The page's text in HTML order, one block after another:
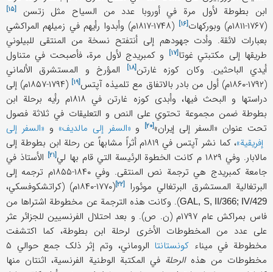
ابن بطوطة لأول مرة في أوروبا عدد من السیاح مثل زتسن [۱۵]
(۱۷۶۷-۱۸۱۱م) وبورکهات[۱۶]
(۱۷۴۸-۱۸۱۷م) وأبدوا رأیهم في زمیلهم المراکشي
بعبارات لائقة. وأدت جهودهم إلی أنتفتح نسخة من المنتقی للبیلوني
طریقها إلی مکتبتي غوتا[۱۷]
و کمبریدج لأول مرة، فأصبحت في متناول
أیدي الباحثین. وکان کوزه غارتن[۱۸]
المؤرخ و المستشرق الألماني
(۱۷۹۲-۱۸۶۰م) أول من بادر بالاتفاق مع تلمیذه
آپتس[۱۹]
(۱۷۹۴-۱۸۵۷م) إلی
دراستها و البحث فیها، وأبدی کوزه غارتن في ۱۸۱۸م رأیه برحلة ابن
بطوطة ضمن مجموعة تحتوي علی النص و التعلیقات في ثلاثة فصول
تحت عنوان «السفر إلی إیران»[۲۰] و «السفر إلی مالدیف» و «السفر إلی
إفریقیة»
، کما نشر آپتس في ۱۸۱۹م أثراً مشابهاً عن رحلة ابن بطوطة إلی
مالابار. وفي ۱۸۲۹ م کانت الخطوة الرئیسة التي قام بها
لي[۲۱]
الأستاذ في
جامعة کمبریدج هي ترجمة نص المنتقی. وفي ۱۸۴۰-۱۸۵۵م ترجمه إلی
البرتغالیة المستشرق البرتغالي موئورا [۲۲] (۱۷۷۰-۱۸۴۰م) (کراتشکوفسکي،
GAL, S, II/366; IV/429). وکانت هذه الترجمة عن مخطوطة اشتراها من
فاس بمراکش عام ۱۷۹۷م (ن. ص). و بعد احتلال الفرنسیین للجزائر عثر
علی عدد من المخطوطات الأخری لرحلة ابن بطوطة، کما اکتشفت
مخطوطة في میناء کونستانتا
الروماني، وتم إثر ذلک جمع حوالي ۵
مخطوطات من هذهالرحلة في المکتبة الوطنیة الفرنسیة، اثنتان منها